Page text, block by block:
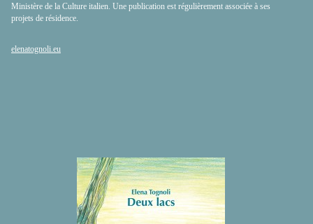
Ministère de la Culture italien. Une publication est régulièrement associée à ses
projets de résidence.
elenatognoli.eu